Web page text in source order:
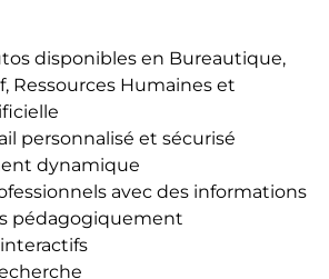
disponibles en Bureautique,
Ressources Humaines et
personnalisé et sécurisé
dynamique
avec des informations
pédagogiquement